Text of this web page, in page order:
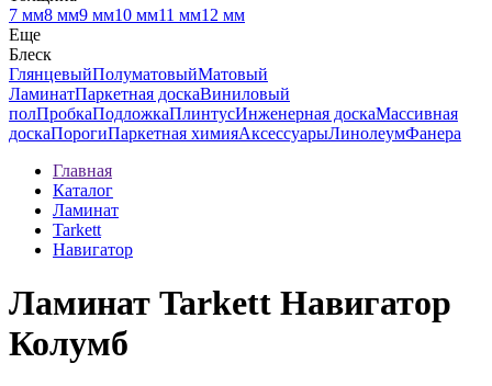
7 мм8 мм9 мм10 мм11 мм12 мм
Еще
Блеск
ГлянцевыйПолуматовыйМатовый
ЛаминатПаркетная доскаВиниловый
полПробкаПодложкаПлинтусИнженерная доскаМассивная
доскаПорогиПаркетная химияАксессуарыЛинолеумФанера
Главная
Каталог
Ламинат
Tarkett
Навигатор
Ламинат Tarkett Навигатор
Колумб